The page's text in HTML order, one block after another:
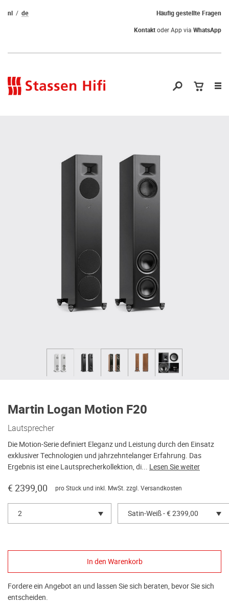
Häufig gestellte Fragen
nl
de
Kontaktoder App via WhatsApp
Martin Logan Motion F20
Lautsprecher
Die Motion-Serie definiert Eleganz und Leistung durch den Einsatz
exklusiver Technologien und jahrzehntelanger Erfahrung. Das
Ergebnis ist eine Lautsprecherkollektion, di... Lesen Sie weiter
€ 2399,00 pro Stück und inkl. MwSt. zzgl. Versandkosten
2 Satin-Weiß - € 2399,00
Fordere ein Angebot an und lassen Sie sich beraten, bevor Sie sich
entscheiden.